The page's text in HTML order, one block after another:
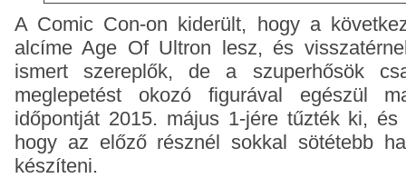
A Comic Con-on kiderült, hogy a
alcíme Age Of Ultron lesz, és
ismert szereplők, de a szuperhősök
meglepetést okozó figurával egészül
időpontját 2015. május 1-jére tűzték ki,
hogy az előző résznél sokkal sötétebb
készíteni.